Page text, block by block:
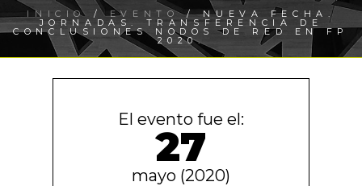
INICIO /EVENTO/ NUEVA FECHA.
JORNADAS. TRANSFERENCIA DE
CONCLUSIONES NODOS DE RED EN FP
2020.
El evento fue el:
27
mayo (2020)